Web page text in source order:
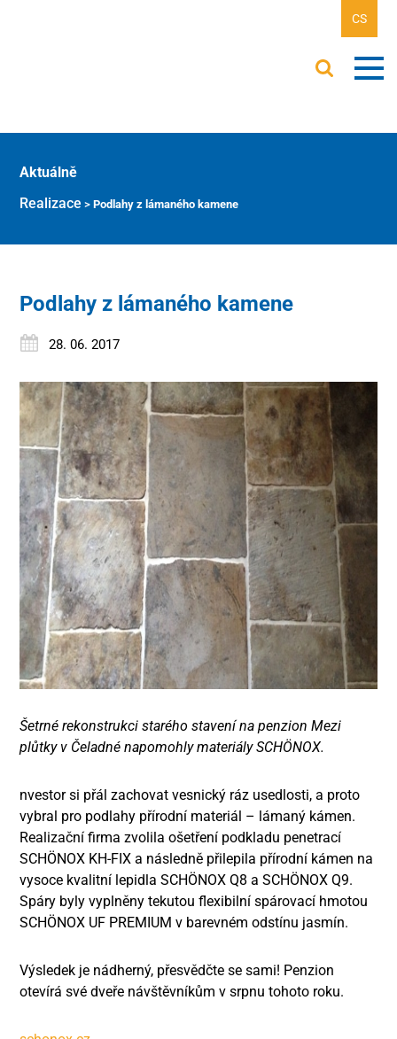
CS
Aktuálně
Realizace >Podlahy z lámaného kamene
Podlahy z lámaného kamene
28. 06. 2017
Šetrné rekonstrukci starého stavení na penzion Mezi
plůtky v Čeladné napomohly materiály SCHÖNOX.
nvestor si přál zachovat vesnický ráz usedlosti, a proto
vybral pro podlahy přírodní materiál – lámaný kámen.
Realizační firma zvolila ošetření podkladu penetrací
SCHÖNOX KH-FIX a následně přilepila přírodní kámen na
vysoce kvalitní lepidla SCHÖNOX Q8 a SCHÖNOX Q9.
Spáry byly vyplněny tekutou flexibilní spárovací hmotou
SCHÖNOX UF PREMIUM v barevném odstínu jasmín.
Výsledek je nádherný, přesvědčte se sami! Penzion
otevírá své dveře návštěvníkům v srpnu tohoto roku.